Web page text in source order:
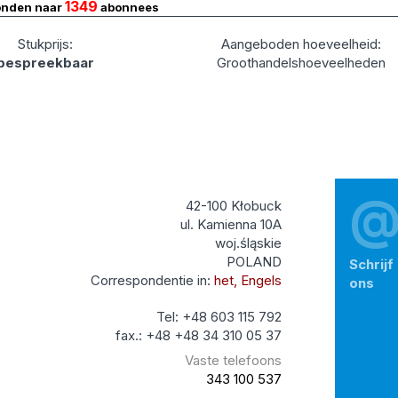
naar1349 abonnees
Stukprijs:
Aangeboden hoeveelheid:
Groothandelshoeveelheden
42-100 Kłobuck
ul. Kamienna 10A
woj.śląskie
POLAND
Correspondentie in:het, Engels
Tel: +48 603 115 792
fax.: +48 +48 34 310 05 37
Vaste telefoons
343 100 537
Schrijf
ons